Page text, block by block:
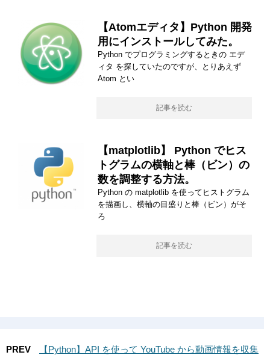
【Atomエディタ】Python 開発
用にインストールしてみた。
Python でプログラミングするときの エデ
ィタ を探していたのですが、とりあえず
Atom とい
記事を読む
【matplotlib】 Python でヒス
トグラムの横軸と棒（ビン）の
数を調整する方法。
Python の matplotlib を使ってヒストグラム
を描画し、横軸の目盛りと棒（ビン）がそ
ろ
記事を読む
PREV
【Python】API を使って YouTube から動画情報を収集